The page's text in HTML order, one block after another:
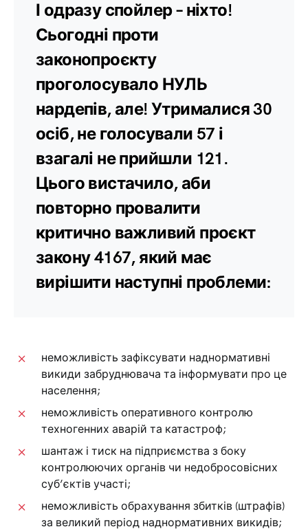
І одразу спойлер – ніхто!
Сьогодні проти
законопроєкту
проголосувало НУЛЬ
нардепів, але! Утрималися 30
осіб, не голосували 57 і
взагалі не прийшли 121.
Цього вистачило, аби
повторно провалити
критично важливий проєкт
закону 4167, який має
вирішити наступні проблеми:
неможливість зафіксувати наднормативні
викиди забруднювача та інформувати про це
населення;
неможливість оперативного контролю
техногенних аварій та катастроф;
шантаж і тиск на підприємства з боку
контролюючих органів чи недобросовісних
суб’єктів участі;
неможливість обрахування збитків (штрафів)
за великий період наднормативних викидів;